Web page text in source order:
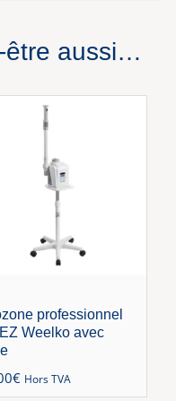
être aussi…
professionnel
Weelko avec
€ Hors TVA